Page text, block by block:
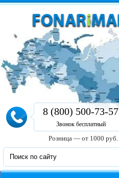
8 (800) 500-73-57
Звонок бесплатный
Розница — от 1000 руб.